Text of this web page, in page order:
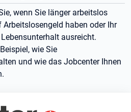
wenn Sie länger arbeitslos
haben oder Ihr
ausreicht.
wie Sie
und wie das Jobcenter Ihnen
Beschreibung